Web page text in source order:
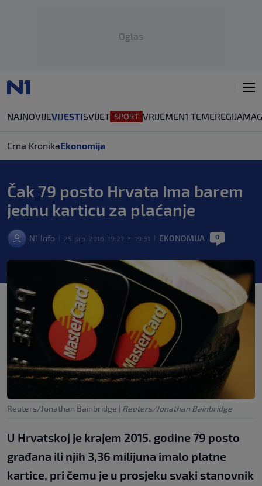
Oglas
NAJNOVIJEVIJESTISVIJET VRIJEMEN1 TEMEREGIJA
Crna KronikaEkonomija
Čak 79 posto Hrvata ima barem
jednu karticu za plaćanje
N1 Info 25. srp. 2016. 19:27 > 19:31 EKONOMIJA 0
Reuters/Jonathan Bainbridge | Reuters/Jonathan Bainbridge
U Hrvatskoj je krajem 2015. godine 79 posto
građana ili njih 3,36 milijuna imalo platne
kartice, pri čemu je u prosjeku svaki stanovnik